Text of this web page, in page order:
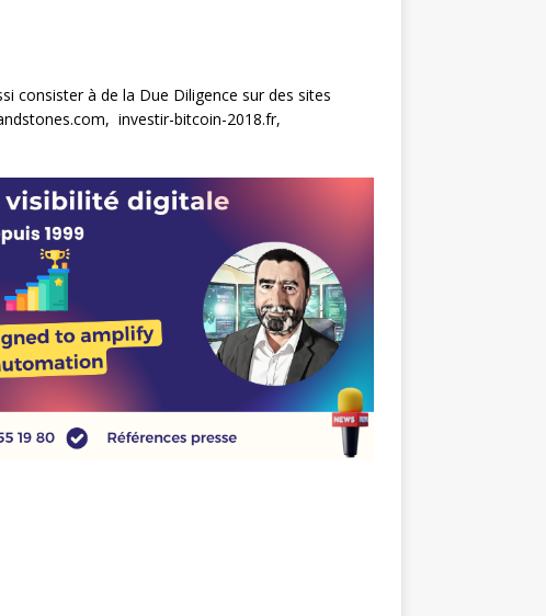
consister à de la Due Diligence sur des sites
investir-bitcoin-2018.fr,